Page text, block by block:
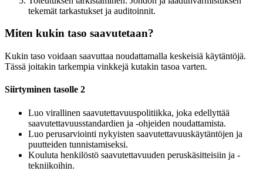
tekemät tarkastukset ja auditoinnit.
Miten kukin taso saavutetaan?
Kukin taso voidaan saavuttaa noudattamalla keskeisiä käytäntöjä.
Tässä joitakin tarkempia vinkkejä kutakin tasoa varten.
Siirtyminen tasolle 2
Luo virallinen saavutettavuuspolitiikka, joka edellyttää
saavutettavuusstandardien ja -ohjeiden noudattamista.
Luo perusarviointi nykyisten saavutettavuuskäytäntöjen ja
puutteiden tunnistamiseksi.
Kouluta henkilöstö saavutettavuuden peruskäsitteisiin ja -
tekniikoihin.